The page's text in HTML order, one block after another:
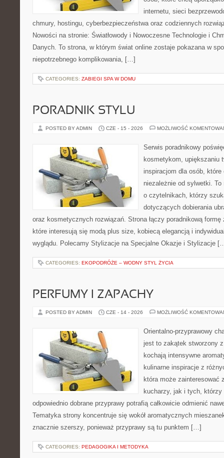
internetu, sieci
chmury, hostingu, cyberbezpieczeństwa oraz codziennych
Nowości na stronie: Światłowody i Nowoczesne Technologie i
Danych. To strona, w którym świat online zostaje pokazana w
niepotrzebnego komplikowania, […]
CATEGORIES: ZABIEGI SPA W DOMU
PORADNIK STYLU
POSTED BY ADMIN CZE - 15 - 2026 MOŻLIWOŚĆ
Serwis poradnikowy
kosmetykom, upiększaniu
inspiracjom dla osób,
niezależnie od sylwetki.
o czytelnikach, którzy
dotyczących dobierania
oraz kosmetycznych rozwiązań. Strona łączy poradnikową
które interesują się modą plus size, kobiecą elegancją i
wyglądu. Polecamy Stylizacje na Specjalne Okazje i Stylizacje
CATEGORIES: EKOPODRÓŻE – WODNY STYL ŻYCIA
PERFUMY I ZAPACHY
POSTED BY ADMIN CZE - 14 - 2026 MOŻLIWOŚĆ
Orientalno-przyprawowy
jest to zakątek stworzony
kochają intensywne
kulinarne inspiracje z
która może zainteresować
kucharzy, jak i tych, którzy
odpowiednio dobrane przyprawy potrafią całkowicie odmienić
Tematyka strony koncentruje się wokół aromatycznych
znacznie szerszy, ponieważ przyprawy są tu punktem […]
CATEGORIES: PEDAGOGIKA I METODYKA